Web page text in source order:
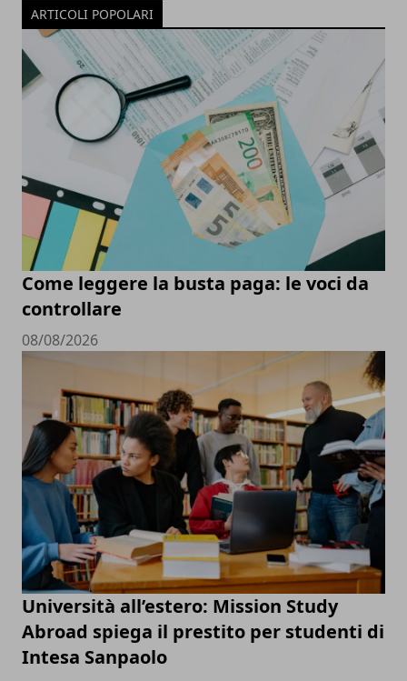
ARTICOLI POPOLARI
Come leggere la busta paga: le voci da
controllare
08/08/2026
Università all’estero: Mission Study
Abroad spiega il prestito per studenti di
Intesa Sanpaolo